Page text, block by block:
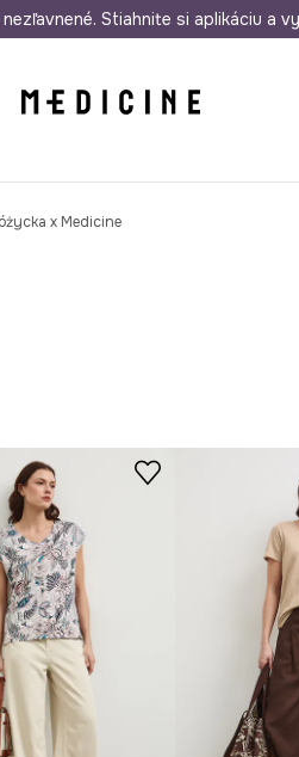
Odoslanie aj do 24 hodín
Stiahnite si aplikáciu a
x Medicine